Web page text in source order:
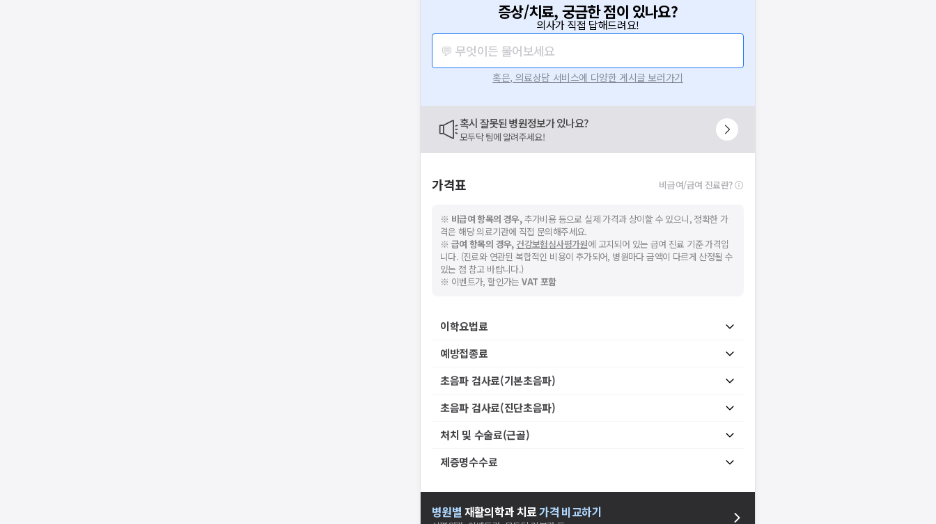
증상/치료, 궁금한 점이 있나요?
의사가 직접 답해드려요!
💬 무엇이든 물어보세요
혹은, 의료상담 서비스에 다양한 게시글 보러가기
혹시 잘못된 병원정보가 있나요?
모두닥 팀에 알려주세요!
가격표 비급여/급여 진료란?
※ 비급여 항목의 경우,추가비용 등으로 실제 가격과 상이할 수 있으니, 정확한 가
격은 해당 의료기관에 직접 문의해주세요.
※ 급여 항목의 경우, 건강보험심사평가원에 고지되어 있는 급여 진료 기준 가격입
니다. (진료와 연관된 복합적인 비용이 추가되어, 병원마다 금액이 다르게 산정될 수
있는 점 참고 바랍니다.)
※ 이벤트가, 할인가는VAT 포함
이학요법료
예방접종료
초음파 검사료(기본초음파)
초음파 검사료(진단초음파)
처치 및 수술료(근골)
제증명수수료
병원별 재활의학과치료가격 비교하기